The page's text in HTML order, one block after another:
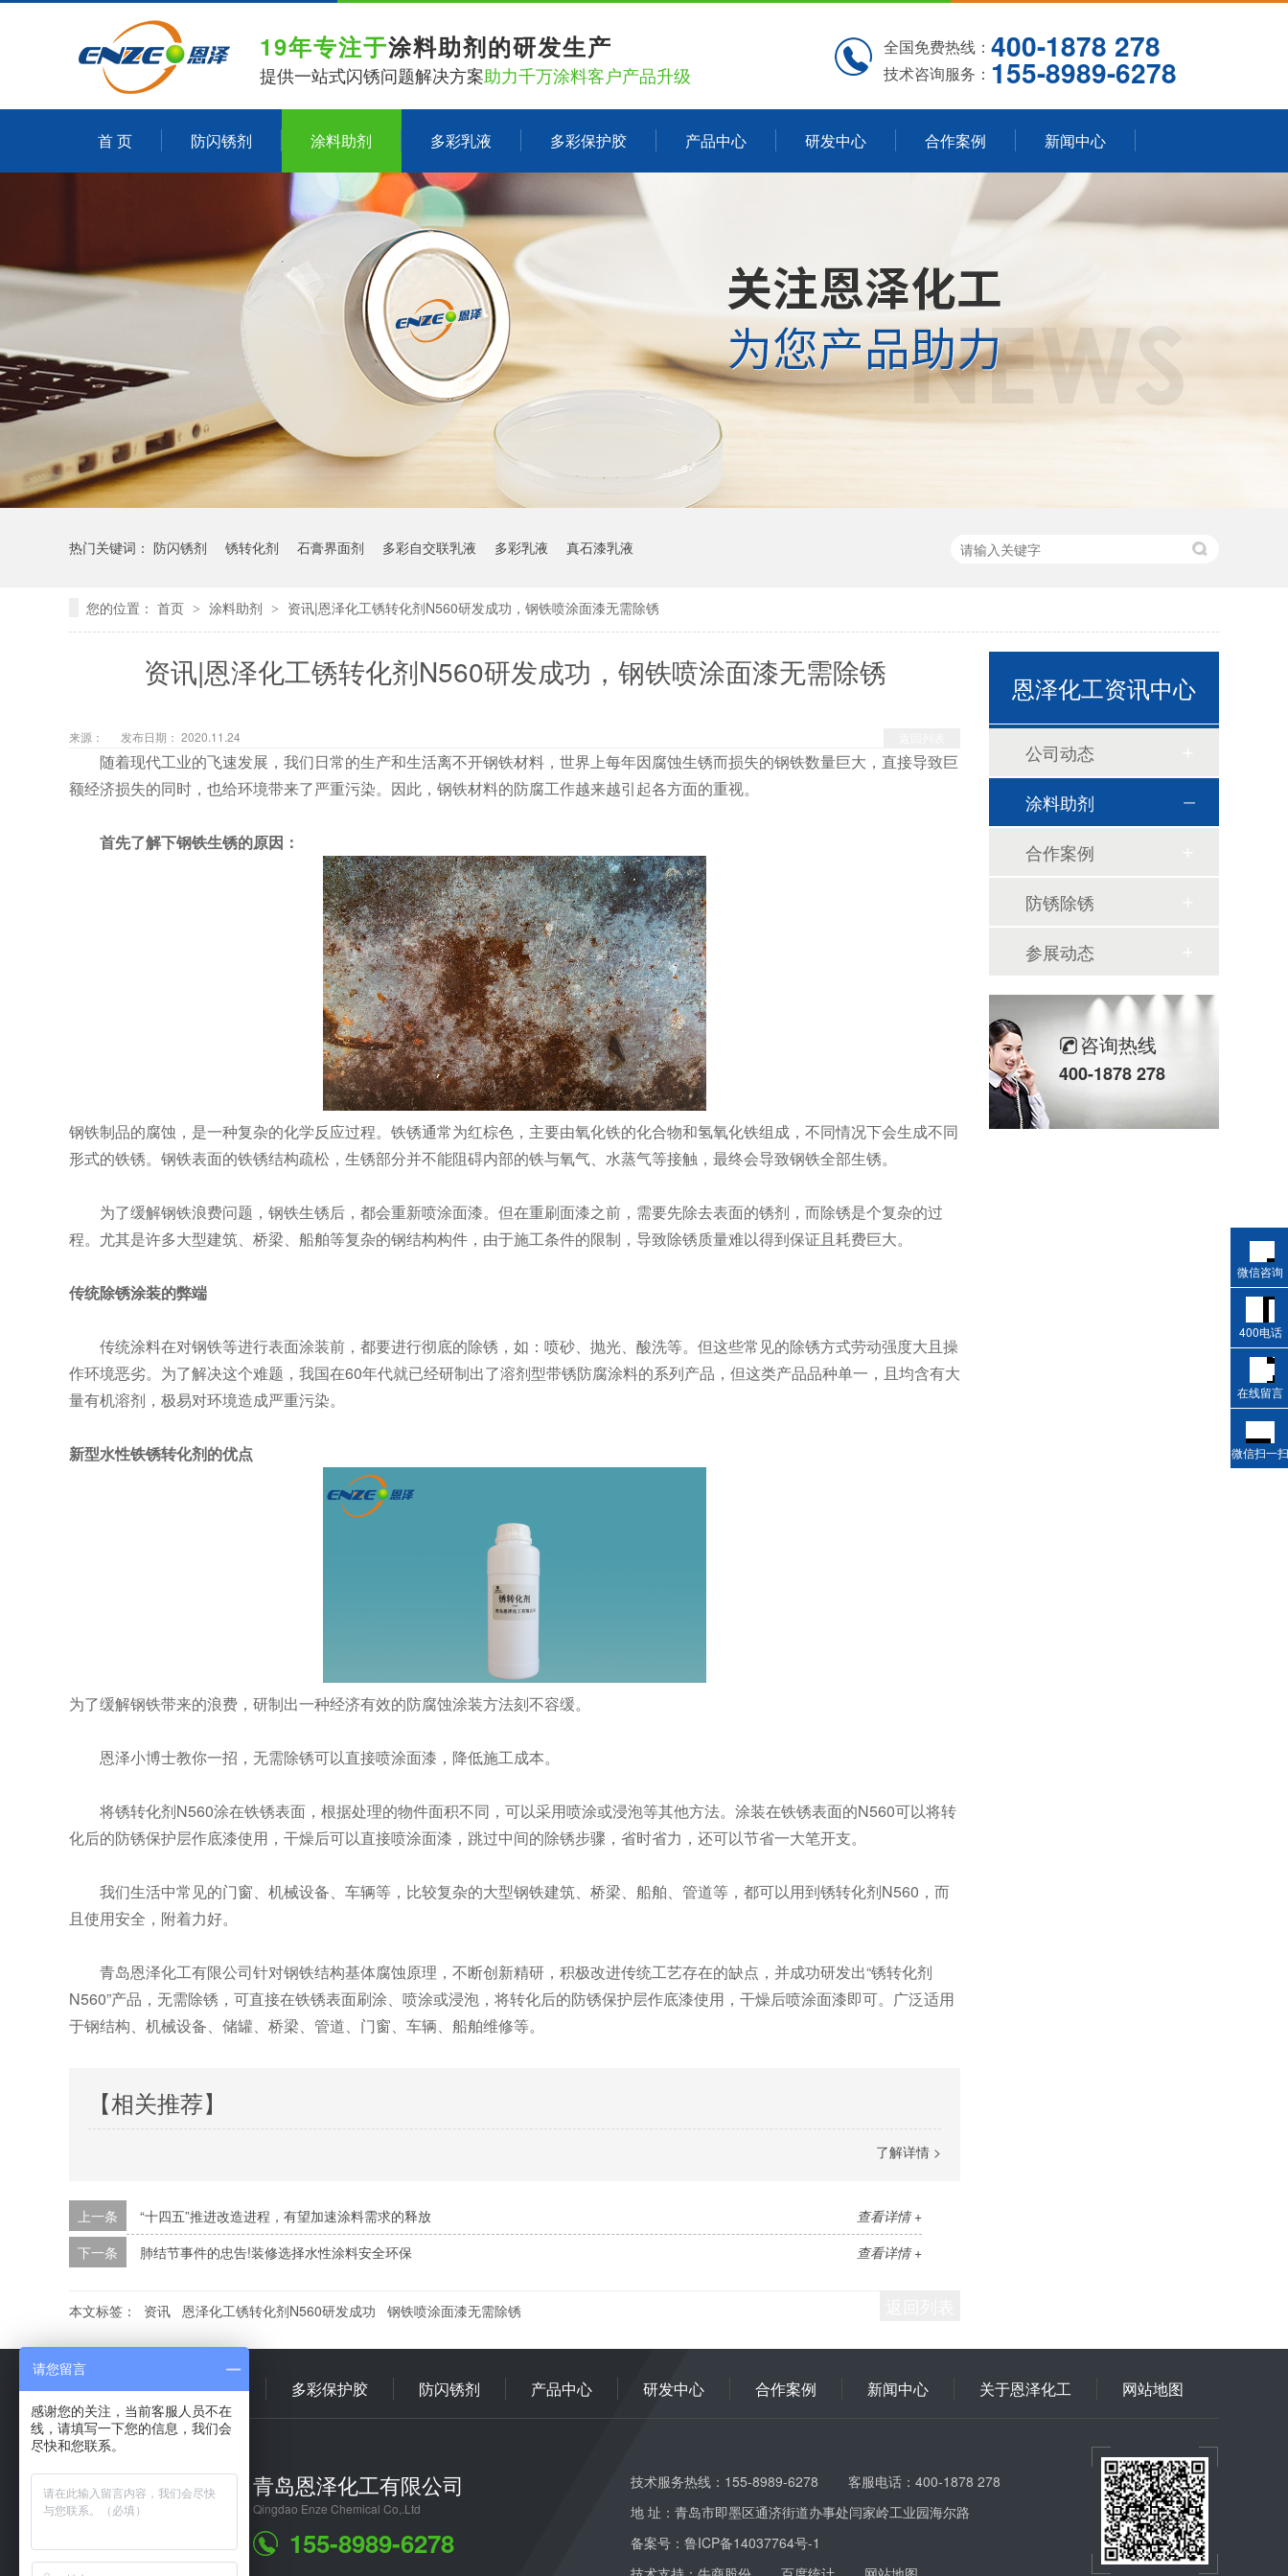
19年专注于涂料助剂的研发生产
提供一站式闪锈问题解决方案助力千万涂料客户产品升级
全国免费热线： 400-1878 278
技术咨询服务： 155-8989-6278
首 页 防闪锈剂 涂料助剂 多彩乳液 多彩保护胶 产品中心 研发中心 合作案例 新闻中心
热门关键词： 防闪锈剂 锈转化剂 石膏界面剂 多彩自交联乳液 多彩乳液 真石漆乳液
您的位置： 首页 > 涂料助剂 > 资讯|恩泽化工锈转化剂N560研发成功，钢铁喷涂面漆无需除锈
资讯|恩泽化工锈转化剂N560研发成功，钢铁喷涂面漆无需除锈
来源： 发布日期： 2020.11.24
随着现代工业的飞速发展，我们日常的生产和生活离不开钢铁材料，世界上每年因腐蚀生锈而损失的钢铁数量巨大，直接导致巨
额经济损失的同时，也给环境带来了严重污染。因此，钢铁材料的防腐工作越来越引起各方面的重视。
首先了解下钢铁生锈的原因：
钢铁制品的腐蚀，是一种复杂的化学反应过程。铁锈通常为红棕色，主要由氧化铁的化合物和氢氧化铁组成，不同情况下会生成不同
形式的铁锈。钢铁表面的铁锈结构疏松，生锈部分并不能阻碍内部的铁与氧气、水蒸气等接触，最终会导致钢铁全部生锈。
为了缓解钢铁浪费问题，钢铁生锈后，都会重新喷涂面漆。但在重刷面漆之前，需要先除去表面的锈剂，而除锈是个复杂的过
程。尤其是许多大型建筑、桥梁、船舶等复杂的钢结构构件，由于施工条件的限制，导致除锈质量难以得到保证且耗费巨大。
传统除锈涂装的弊端
传统涂料在对钢铁等进行表面涂装前，都要进行彻底的除锈，如：喷砂、抛光、酸洗等。但这些常见的除锈方式劳动强度大且操
作环境恶劣。为了解决这个难题，我国在60年代就已经研制出了溶剂型带锈防腐涂料的系列产品，但这类产品品种单一，且均含有大
量有机溶剂，极易对环境造成严重污染。
新型水性铁锈转化剂的优点
为了缓解钢铁带来的浪费，研制出一种经济有效的防腐蚀涂装方法刻不容缓。
恩泽小博士教你一招，无需除锈可以直接喷涂面漆，降低施工成本。
将锈转化剂N560涂在铁锈表面，根据处理的物件面积不同，可以采用喷涂或浸泡等其他方法。涂装在铁锈表面的N560可以将转
化后的防锈保护层作底漆使用，干燥后可以直接喷涂面漆，跳过中间的除锈步骤，省时省力，还可以节省一大笔开支。
我们生活中常见的门窗、机械设备、车辆等，比较复杂的大型钢铁建筑、桥梁、船舶、管道等，都可以用到锈转化剂N560，而
且使用安全，附着力好。
青岛恩泽化工有限公司针对钢铁结构基体腐蚀原理，不断创新精研，积极改进传统工艺存在的缺点，并成功研发出“锈转化剂
N560”产品，无需除锈，可直接在铁锈表面刷涂、喷涂或浸泡，将转化后的防锈保护层作底漆使用，干燥后喷涂面漆即可。广泛适用
于钢结构、机械设备、储罐、桥梁、管道、门窗、车辆、船舶维修等。
【相关推荐】
了解详情 >
查看详情 +
上一条
“十四五”推进改造进程，有望加速涂料需求的释放
查看详情 +
下一条 肺结节事件的忠告!装修选择水性涂料安全环保
本文标签： 资讯 恩泽化工锈转化剂N560研发成功 钢铁喷涂面漆无需除锈
恩泽化工资讯中心
公司动态
涂料助剂
合作案例
防锈除锈
参展动态
咨询热线
400-1878 278
首 页 多彩乳液 多彩保护胶 防闪锈剂 产品中心 研发中心 合作案例 新闻中心 关于恩泽化工 网站地图
青岛恩泽化工有限公司
Qingdao Enze Chemical Co,.Ltd
155-8989-6278
技术服务热线：155-8989-6278
客服电话：400-1878 278
地 址：青岛市即墨区通济街道办事处闫家岭工业园海尔路
备案号： 鲁ICP备14037764号-1
微信咨询
400电话
在线留言
微信扫一扫
请您留言
感谢您的关注，当前客服人员不在
线，请填写一下您的信息，我们会
尽快和您联系。